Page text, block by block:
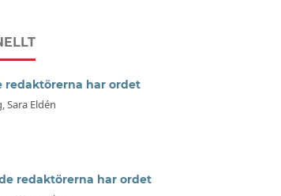
redaktörerna har ordet
Sara Eldén
redaktörerna har ordet